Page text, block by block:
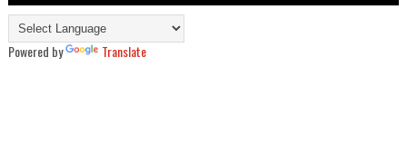
Powered by Translate